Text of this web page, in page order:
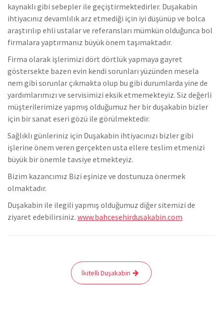
kaynaklı gibi sebepler ile geçiştirmektedirler. Duşakabin
ihtiyacınız devamlılık arz etmediği için iyi düşünüp ve bolca
araştırılıp ehli ustalar ve referansları mümkün olduğunca bol
firmalara yaptırmanız büyük önem taşımaktadır.
Firma olarak işlerimizi dört dörtlük yapmaya gayret
göstersekte bazen evin kendi sorunları yüzünden mesela
nem gibi sorunlar çıkmakta olup bu gibi durumlarda yine de
yardımlarımızı ve servisimizi eksik etmemekteyiz. Siz değerli
müşterilerimize yapmış olduğumuz her bir duşakabin bizler
için bir sanat eseri gözü ile görülmektedir.
Sağlıklı günleriniz için Duşakabin ihtiyacınızı bizler gibi
işlerine önem veren gerçekten usta ellere teslim etmenizi
büyük bir önemle tavsiye etmekteyiz.
Bizim kazancımız Bizi eşinize ve dostunuza önermek
olmaktadır.
Duşakabin ile ilegili yapmış olduğumuz diğer sitemizi de
ziyaret edebilirsiniz. www.bahcesehirdusakabin.com
İkitelli Duşakabin